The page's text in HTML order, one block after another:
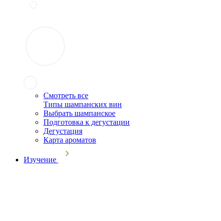
Смотреть все
Типы шампанских вин
Выбрать шампанское
Подготовка к дегустации
Дегустация
Карта ароматов
Изучение